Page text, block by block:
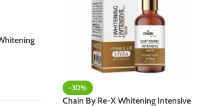
-30%
Chain By Re-X Whitening Intensive